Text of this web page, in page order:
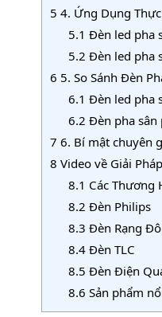
5 4. Ứng Dụng
5.1 Đèn led pha
5.2 Đèn led pha
6 5. So Sánh Đèn
6.1 Đèn led pha
6.2 Đèn pha sân
7 6. Bí mật chuyên
8 Video về Giải
8.1 Các Thương
8.2 Đèn Philips
8.3 Đèn Rạng
8.4Đèn TLC
8.5 Đèn Điện
8.6 Sản phẩm